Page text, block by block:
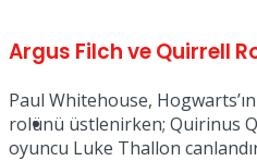
Tatil
Argus Filch ve Quirrell
Paul Whitehouse,
rolünü üstlenirken; Quirinus
oyuncu Luke Thallon